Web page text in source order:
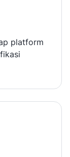
platform